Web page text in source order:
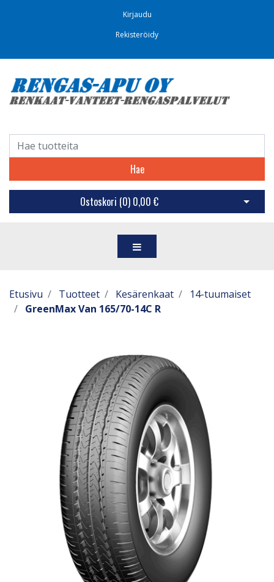
Kirjaudu
Rekisteröidy
Hae
Ostoskori (0) 0,00 € Avaa
Etusivu Tuotteet Kesärenkaat
14-tuumaiset
GreenMax Van 165/70-14C R